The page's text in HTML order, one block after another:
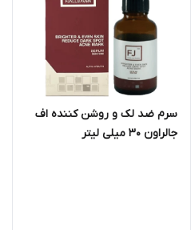
سرم ضد لک و روشن کننده اف
جالراون 30 میلی لیتر